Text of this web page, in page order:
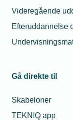
Videregående
Efteruddannelse
Gå direkte til
Skabeloner
TEKNIQ app